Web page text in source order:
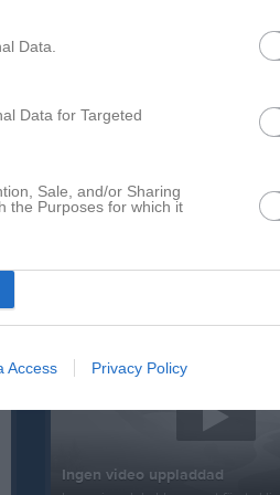
Data.
Data for Targeted
Sale, and/or Sharing
the Purposes for which it
Access Privacy Policy
Nyheter från föreningen
Ingen video uppladdad